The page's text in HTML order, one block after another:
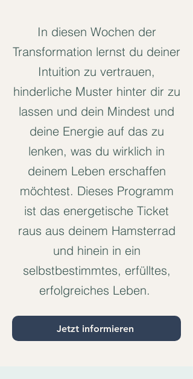
In diesen Wochen der
Transformation lernst du deiner
Intuition zu vertrauen,
hinderliche Muster hinter dir zu
lassen und dein Mindest und
deine Energie auf das zu
lenken, was du wirklich in
deinem Leben erschaffen
möchtest. Dieses Programm
ist das energetische Ticket
raus aus deinem Hamsterrad
und hinein in ein
selbstbestimmtes, erfülltes,
erfolgreiches Leben.
Jetzt informieren